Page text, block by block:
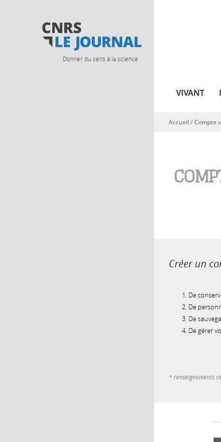
Donner du sens à la science
VIVANT
Vous êtes ici
Accueil/Compte
Créer un
De
De
De
De gérer
* renseignements